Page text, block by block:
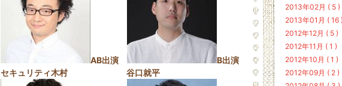
AB出演
B出演
セキュリティ木村 谷口就平
2013年02月 ( 5 )
2013年01月 ( 16 )
2012年12月 ( 5 )
2012年11月 ( 1 )
2012年10月 ( 1 )
2012年09月 ( 2 )